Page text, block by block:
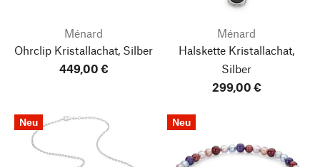
Ménard
Ohrclip Kristallachat, Silber
449,00 €
Ménard
Halskette Kristallachat,
Silber
299,00 €
Neu Neu